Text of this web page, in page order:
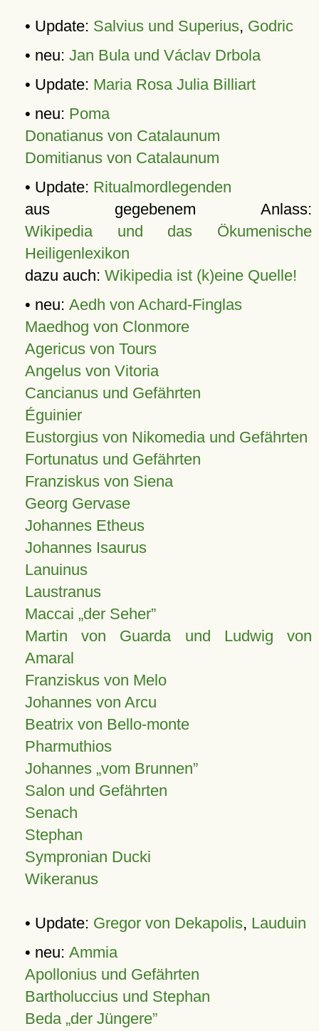
• Update: Salvius und Superius, Godric
• neu: Jan Bula und Václav Drbola
• Update: Maria Rosa Julia Billiart
• neu: Poma
Donatianus von Catalaunum
Domitianus von Catalaunum
• Update: Ritualmordlegenden
aus gegebenem Anlass:
Wikipedia und das Ökumenische
Heiligenlexikon
dazu auch: Wikipedia ist (k)eine Quelle!
• neu: Aedh von Achard-Finglas
Maedhog von Clonmore
Agericus von Tours
Angelus von Vitoria
Cancianus und Gefährten
Éguinier
Eustorgius von Nikomedia und Gefährten
Fortunatus und Gefährten
Franziskus von Siena
Georg Gervase
Johannes Etheus
Johannes Isaurus
Lanuinus
Laustranus
Maccai „der Seher”
Martin von Guarda und Ludwig von
Amaral
Franziskus von Melo
Johannes von Arcu
Beatrix von Bello-monte
Pharmuthios
Johannes vom Brunnen
Salon und Gefährten
Senach
Stephan
Sympronian Ducki
Wikeranus
• Update: Gregor von Dekapolis, Lauduin
• neu: Ammia
Apollonius und Gefährten
Bartholuccius und Stephan
Beda „der Jüngere”